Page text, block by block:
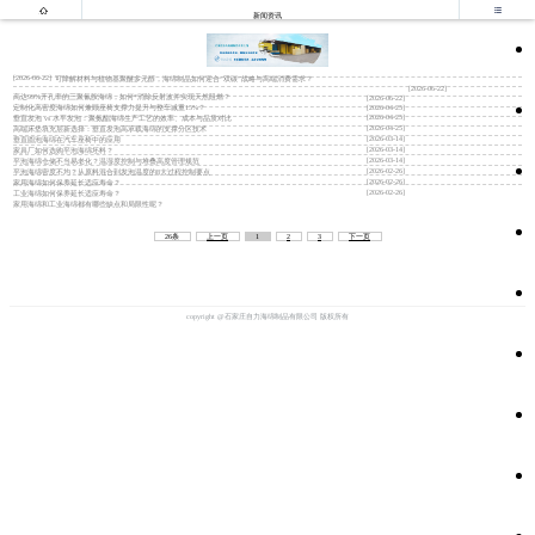

新闻资讯

[2026-06-22] 可降解材料与植物基聚醚多元醇，海绵制品如何迎合“双碳”战略与高端消费需求？
[2026-06-22]
高达99%开孔率的三聚氰胺海绵，如何*消除反射波并实现天然阻燃？
[2026-06-22]
定制化高密度海绵如何兼顾座椅支撑力提升与整车减重15%？
[2026-04-25]
垂直发泡 vs 水平发泡：聚氨酯海绵生产工艺的效率、成本与品质对比
[2026-04-25]
高端床垫填充层新选择：垂直发泡高承载海绵的支撑分区技术
[2026-04-25]
垂直圆泡海绵在汽车座椅中的应用
[2026-03-14]
家具厂如何选购平泡海绵坯料？
[2026-03-14]
平泡海绵仓储不当易老化？温湿度控制与堆叠高度管理规范
[2026-03-14]
平泡海绵密度不均？从原料混合到发泡温度的8大过程控制要点
[2026-02-26]
家用海绵如何保养延长适应寿命？
[2026-02-26]
工业海绵如何保养延长适应寿命？
[2026-02-26]
家用海绵和工业海绵都有哪些缺点和局限性呢？
26条 上一页 1 2 3 下一页
copyright @石家庄自力海绵制品有限公司 版权所有